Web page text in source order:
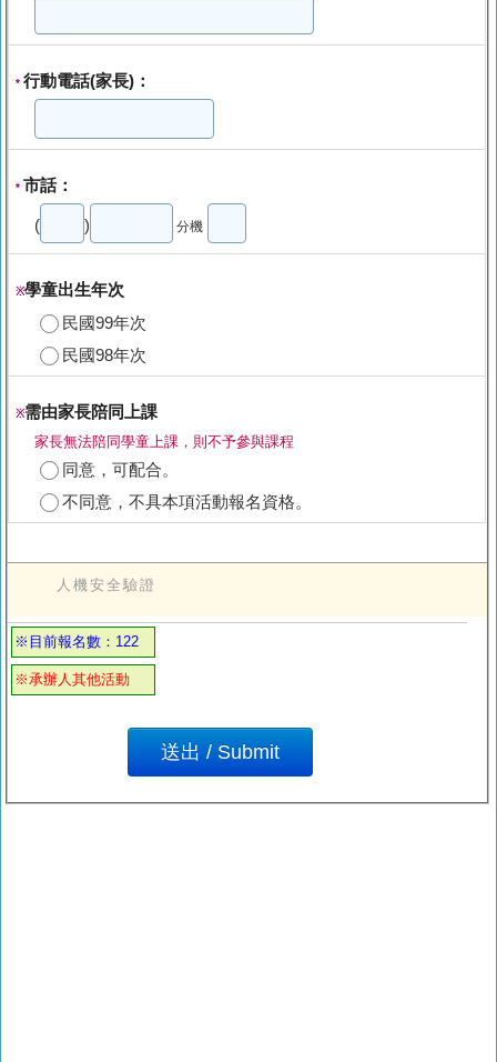
* 行動電話(家長)：
* 市話：
( ) 分機
※學童出生年次
民國99年次
民國98年次
※需由家長陪同上課
家長無法陪同學童上課，則不予參與課程
同意，可配合。
不同意，不具本項活動報名資格。
人機安全驗證
※目前報名數：122
※承辦人其他活動